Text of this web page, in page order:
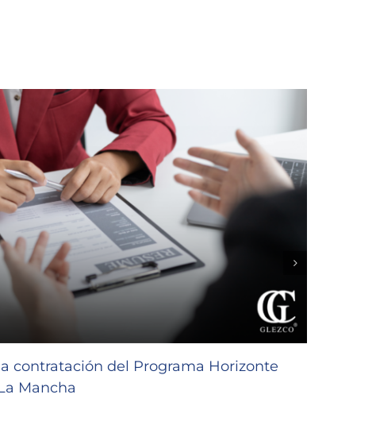
contratación del Programa Horizonte
Mancha